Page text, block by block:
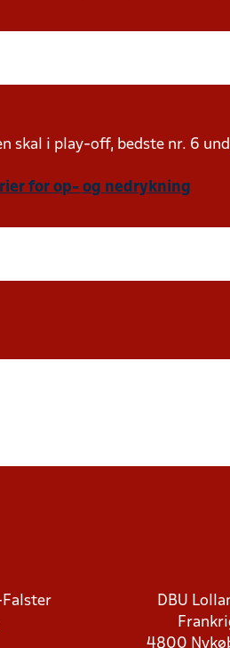
skal i play-off, bedste nr. 6
for op- og nedrykning
Falster
DBU
4800